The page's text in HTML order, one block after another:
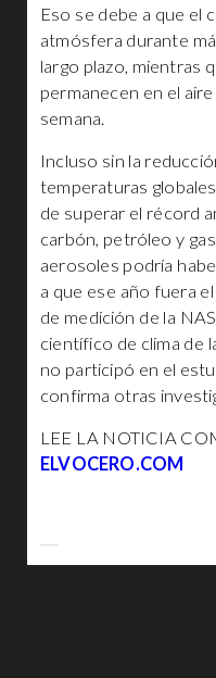
Eso se debe a que el
atmósfera durante
largo plazo, mientras
permanecen en el
semana.
Incluso sin la
temperaturas
de superar el récord
carbón, petróleo y
aerosoles podría
a que ese año fuera
de medición de la
científico de clima de
no participó en el
confirma otras
LEE LA NOTICIA
ELVOCERO.COM